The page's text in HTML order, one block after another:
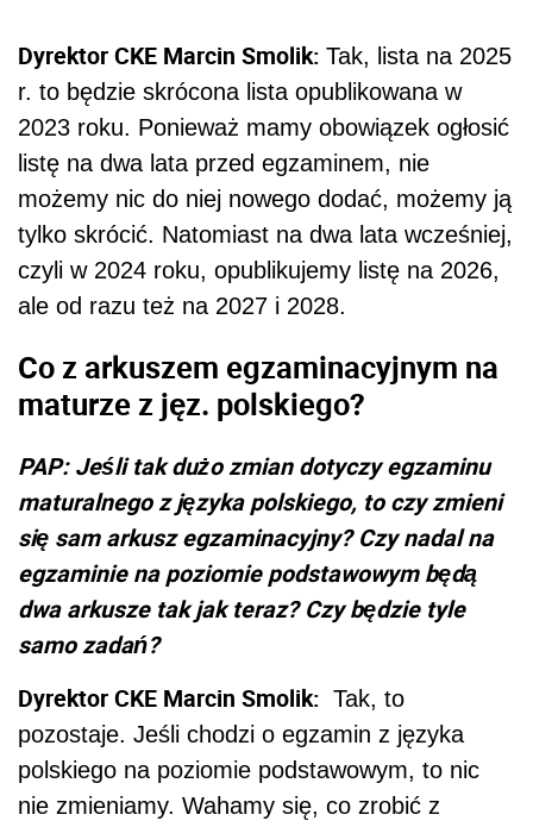
Dyrektor CKE Marcin Smolik: Tak, lista na 2025
r. to będzie skrócona lista opublikowana w
2023 roku. Ponieważ mamy obowiązek ogłosić
listę na dwa lata przed egzaminem, nie
możemy nic do niej nowego dodać, możemy ją
tylko skrócić. Natomiast na dwa lata wcześniej,
czyli w 2024 roku, opublikujemy listę na 2026,
ale od razu też na 2027 i 2028.
Co z arkuszem egzaminacyjnym na
maturze z jęz. polskiego?
PAP: Jeśli tak dużo zmian dotyczy egzaminu
maturalnego z języka polskiego, to czy zmieni
się sam arkusz egzaminacyjny? Czy nadal na
egzaminie na poziomie podstawowym będą
dwa arkusze tak jak teraz? Czy będzie tyle
samo zadań?
Dyrektor CKE Marcin Smolik: Tak, to
pozostaje. Jeśli chodzi o egzamin z języka
polskiego na poziomie podstawowym, to nic
nie zmieniamy. Wahamy się, co zrobić z